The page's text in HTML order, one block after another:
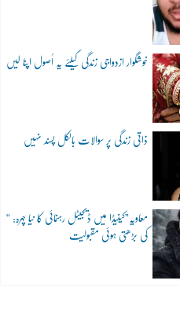
خوشگوار ازدواجی زندگی کیلئے یہ اُصول اپنا لیں
ذاتی زندگی پر سوالات بالکل پسند نہیں
“معاویہ”کینیڈا میں ڈیجیٹل رہنمائی کا نیا چہرہ:
کی بڑھتی ہوئی مقبولیت